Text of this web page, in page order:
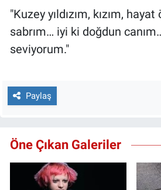
"Kuzey yıldızım, kızım,
sabrım… iyi ki doğdun
seviyorum."
Paylaş
Öne Çıkan Galeriler